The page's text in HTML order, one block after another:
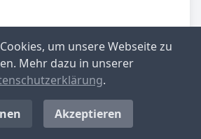
betreut von:
Kühn, Data-Analyst
für Datenanalyse.
um unsere Webseite zu
Mehr dazu in unserer
.
Akzeptieren